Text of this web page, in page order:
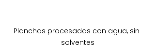
Planchas procesadas con agua, sin
solventes